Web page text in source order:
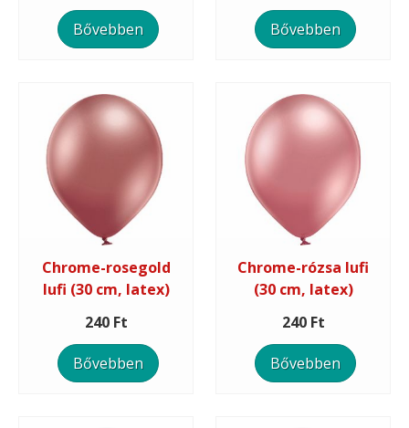
Bővebben Bővebben
Chrome-rosegold
lufi (30 cm, latex)
240 Ft
Bővebben
Chrome-rózsa lufi
(30 cm, latex)
240 Ft
Bővebben